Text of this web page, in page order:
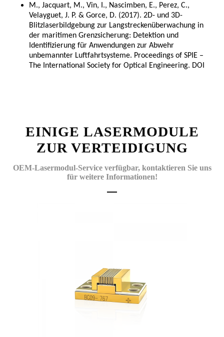
M., Jacquart, M., Vin, I., Nascimben, E., Perez, C.,
Velayguet, J. P. & Gorce, D. (2017). 2D- und 3D-
Blitzlaserbildgebung zur Langstreckenüberwachung in
der maritimen Grenzsicherung: Detektion und
Identifizierung für Anwendungen zur Abwehr
unbemannter Luftfahrtsysteme. Proceedings of SPIE –
The International Society for Optical Engineering. DOI
EINIGE LASERMODULE
ZUR VERTEIDIGUNG
OEM-Lasermodul-Service verfügbar, kontaktieren Sie uns
für weitere Informationen!